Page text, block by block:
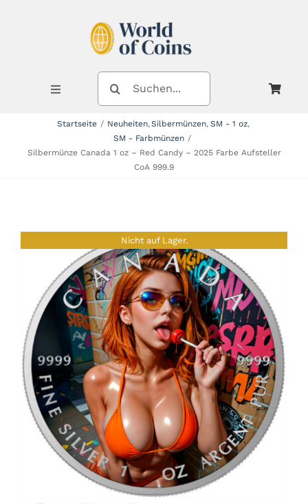
Toggle
Navigation
Neuheiten
Angebote
Über Uns
Kontakt
Mein Konto
SUCHE
NACH:
Startseite Neuheiten Silbermünzen SM - 1 oz
SM - Farbmünzen
Silbermünze Canada 1 oz – Red Candy – 2025 Farbe Aufsteller
CoA 999.9
Nicht auf Lager.